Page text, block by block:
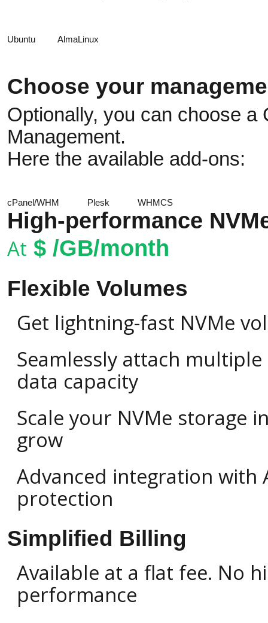
Ubuntu AlmaLinux
Choose your
Optionally, you can choose
Management.
Here the available add-ons:
cPanel/WHM Plesk WHMCS
High-performance
At $ /GB/month
Flexible Volumes
Get lightning-fast NVMe
Seamlessly attach
data capacity
Scale your NVMe storage
grow
Advanced integration with
protection
Simplified Billing
Available at a flat fee. No
performance